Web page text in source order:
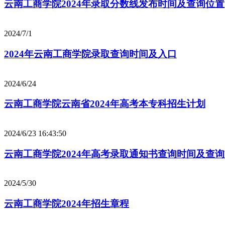
云南工商学院2024年录取分数线发布时间及查询位置
2024/7/1
2024年云南工商学院录取查询时间及入口
2024/6/24
云南工商学院云南省2024年高考本专科招生计划
2024/6/23 16:43:50
云南工商学院2024年高考录取通知书查询时间及查
2024/5/30
云南工商学院2024年招生章程